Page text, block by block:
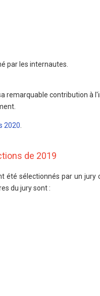
par les internautes.
remarquable contribution à
2020
de 2019
été sélectionnés par un jury
du jury sont :